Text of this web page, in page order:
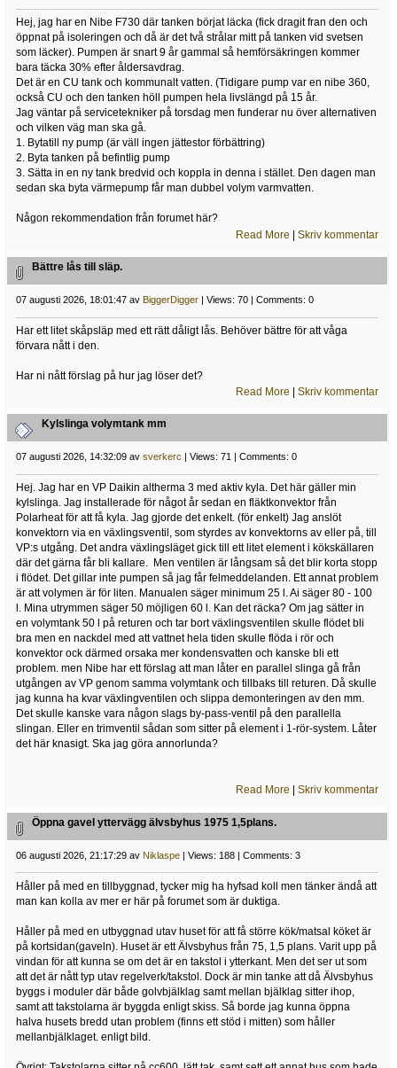
Hej, jag har en Nibe F730 där tanken börjat läcka (fick dragit fran den och
öppnat på isoleringen och då är det två strålar mitt på tanken vid svetsen
som läcker). Pumpen är snart 9 år gammal så hemförsäkringen kommer
bara täcka 30% efter åldersavdrag.
Det är en CU tank och kommunalt vatten. (Tidigare pump var en nibe 360,
också CU och den tanken höll pumpen hela livslängd på 15 år.
Jag väntar på servicetekniker på torsdag men funderar nu över alternativen
och vilken väg man ska gå.
1. Bytatill ny pump (är väll ingen jättestor förbättring)
2. Byta tanken på befintlig pump
3. Sätta in en ny tank bredvid och koppla in denna i stället. Den dagen man
sedan ska byta värmepump får man dubbel volym varmvatten.
Någon rekommendation från forumet här?
Read More |Skriv kommentar
Bättre lås till släp.
07 augusti 2026, 18:01:47 av BiggerDigger| Views: 70 | Comments: 0
Har ett litet skåpsläp med ett rätt dåligt lås. Behöver bättre för att våga
förvara nått i den.
Har ni nått förslag på hur jag löser det?
Read More |Skriv kommentar
Kylslinga volymtank mm
07 augusti 2026, 14:32:09 av sverkerc | Views: 71 | Comments: 0
Hej. Jag har en VP Daikin altherma 3 med aktiv kyla. Det här gäller min
kylslinga. Jag installerade för något år sedan en fläktkonvektor från
Polarheat för att få kyla. Jag gjorde det enkelt. (för enkelt) Jag anslöt
konvektorn via en växlingsventil, som styrdes av konvektorns av eller på, till
VP:s utgång. Det andra växlingsläget gick till ett litet element i kökskällaren
där det gärna får bli kallare. Men ventilen är långsam så det blir korta stopp
i flödet. Det gillar inte pumpen så jag får felmeddelanden. Ett annat problem
är att volymen är för liten. Manualen säger minimum 25 l. Ai säger 80 - 100
l. Mina utrymmen säger 50 möjligen 60 l. Kan det räcka? Om jag sätter in
en volymtank 50 l på returen och tar bort växlingsventilen skulle flödet bli
bra men en nackdel med att vattnet hela tiden skulle flöda i rör och
konvektor ock därmed orsaka mer kondensvatten och kanske bli ett
problem. men Nibe har ett förslag att man låter en parallel slinga gå från
utgången av VP genom samma volymtank och tillbaks till returen. Då skulle
jag kunna ha kvar växlingventilen och slippa demonteringen av den mm.
Det skulle kanske vara någon slags by-pass-ventil på den parallella
slingan. Eller en trimventil sådan som sitter på element i 1-rör-system. Låter
det här knasigt. Ska jag göra annorlunda?
Read More |Skriv kommentar
Öppna gavel yttervägg älvsbyhus 1975 1,5plans.
06 augusti 2026, 21:17:29 av Niklaspe| Views: 188 | Comments: 3
Håller på med en tillbyggnad, tycker mig ha hyfsad koll men tänker ändå att
man kan kolla av mer er här på forumet som är duktiga.
Håller på med en utbyggnad utav huset för att få större kök/matsal köket är
på kortsidan(gaveln). Huset är ett Älvsbyhus från 75, 1,5 plans. Varit upp på
vindan för att kunna se om det är en takstol i ytterkant. Men det ser ut som
att det är nått typ utav regelverk/takstol. Dock är min tanke att då Älvsbyhus
byggs i moduler där både golvbjälklag samt mellan bjälklag sitter ihop,
samt att takstolarna är byggda enligt skiss. Så borde jag kunna öppna
halva husets bredd utan problem (finns ett stöd i mitten) som håller
mellanbjälklaget. enligt bild.